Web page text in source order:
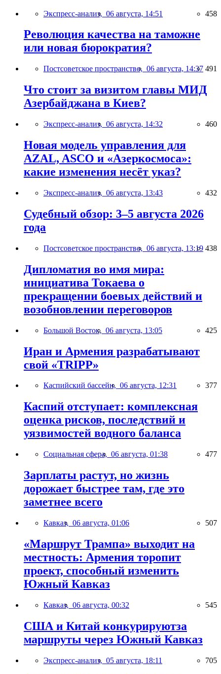
Экспресс-анализ, 06 августа, 14:51 458
Революция качества на таможне
или новая бюрократия?
Постсоветское пространство, 06 августа, 14:37 491
Что стоит за визитом главы МИД
Азербайджана в Киев?
Экспресс-анализ, 06 августа, 14:32 460
Новая модель управления для
AZAL, ASCO и «Азеркосмоса»:
какие изменения несёт указ?
Экспресс-анализ, 06 августа, 13:43 432
Судебный обзор: 3–5 августа 2026
года
Постсоветское пространство, 06 августа, 13:19 438
Дипломатия во имя мира:
инициатива Токаева о
прекращении боевых действий и
возобновлении переговоров
Большой Восток, 06 августа, 13:05 425
Иран и Армения разрабатывают
свой «TRIPP»
Каспийский бассейн, 06 августа, 12:31 377
Каспий отступает: комплексная
оценка рисков, последствий и
уязвимостей водного баланса
Социальная сфера, 06 августа, 01:38 477
Зарплаты растут, но жизнь
дорожает быстрее там, где это
заметнее всего
Кавказ, 06 августа, 01:06 507
«Маршрут Трампа» выходит на
местность: Армения торопит
проект, способный изменить
Южный Кавказ
Кавказ, 06 августа, 00:32 545
США и Китай конкурируютза
маршруты через Южный Кавказ
Экспресс-анализ, 05 августа, 18:11 705